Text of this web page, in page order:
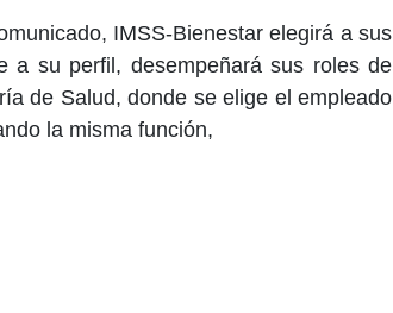
IMSS-Bienestar elegirá a sus
a su perfil, desempeñará sus roles de
de Salud, donde se elige el empleado
la misma función,